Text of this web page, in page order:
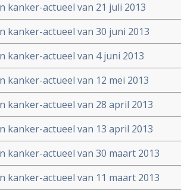
kanker-actueel van 21 juli 2013
kanker-actueel van 30 juni 2013
kanker-actueel van 4 juni 2013
kanker-actueel van 12 mei 2013
kanker-actueel van 28 april 2013
kanker-actueel van 13 april 2013
kanker-actueel van 30 maart 2013
kanker-actueel van 11 maart 2013